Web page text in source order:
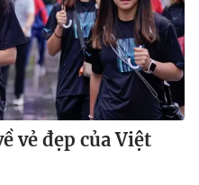
vẻ đẹp của Việt